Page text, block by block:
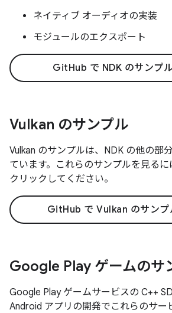
ネイティブ オーディオの実装
モジュールのエクスポート
GitHub で NDK のサンプ
Vulkan のサンプル
Vulkan のサンプルは、NDK の他の部
ています。これらのサンプルを見る
クリックしてください。
GitHub で Vulkan のサンプ
Google Play ゲームのサ
Google Play ゲームサービスの C++
Android アプリの開発でこれらのサー